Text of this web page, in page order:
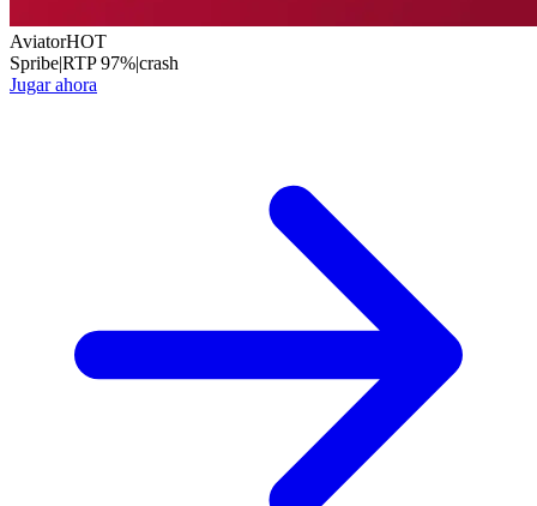
AviatorHOT
Spribe|RTP97%|crash
Jugar ahora